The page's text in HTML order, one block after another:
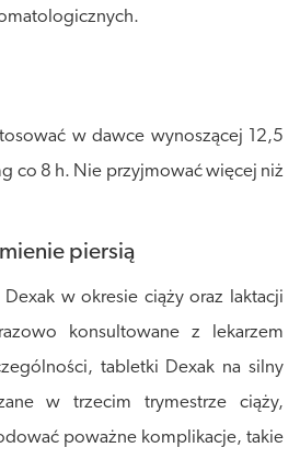
w dawce wynoszącej 12,5
co 8 h. Nie przyjmować więcej niż
piersią
w okresie ciąży oraz laktacji
konsultowane z lekarzem
tabletki Dexak na silny
w trzecim trymestrze ciąży,
poważne komplikacje, takie